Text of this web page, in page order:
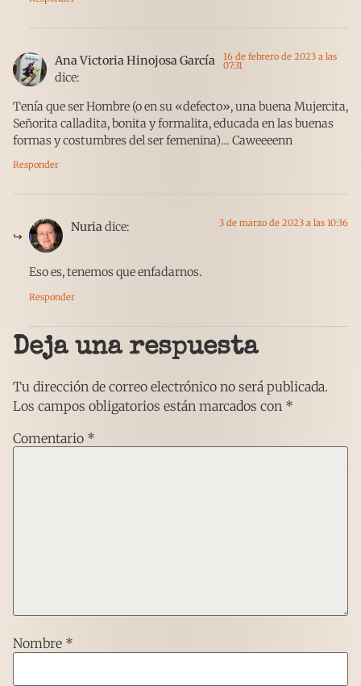
Ana Victoria Hinojosa García
dice:
16 de febrero de 2023 a las
07:31
Tenía que ser Hombre (o en su «defecto», una buena Mujercita,
Señorita calladita, bonita y formalita, educada en las buenas
formas y costumbres del ser femenina)… Caweeeenn
Responder
Nuriadice: 3 de marzo de 2023 a las 10:36
Eso es, tenemos que enfadarnos.
Responder
Deja una respuesta
Tu dirección de correo electrónico no será publicada.
Los campos obligatorios están marcados con *
Comentario *
Nombre *